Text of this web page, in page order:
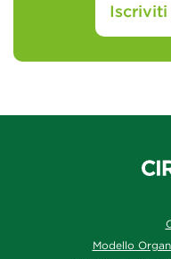
Modello